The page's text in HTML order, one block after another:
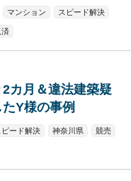
マンション スピード解決
済
2カ月＆違法建築疑
Y様の事例
ピード解決 神奈川県 競売